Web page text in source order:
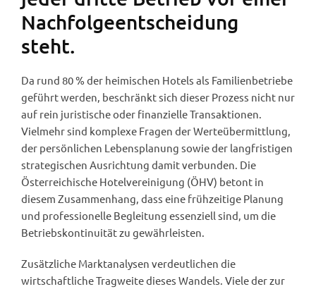
Nachfolgeentscheidung
steht.
Da rund 80 % der heimischen Hotels als Familienbetriebe
geführt werden, beschränkt sich dieser Prozess nicht nur
auf rein juristische oder finanzielle Transaktionen.
Vielmehr sind komplexe Fragen der Werteübermittlung,
der persönlichen Lebensplanung sowie der langfristigen
strategischen Ausrichtung damit verbunden. Die
Österreichische Hotelvereinigung (ÖHV) betont in
diesem Zusammenhang, dass eine frühzeitige Planung
und professionelle Begleitung essenziell sind, um die
Betriebskontinuität zu gewährleisten.
Zusätzliche Marktanalysen verdeutlichen die
wirtschaftliche Tragweite dieses Wandels. Viele der zur